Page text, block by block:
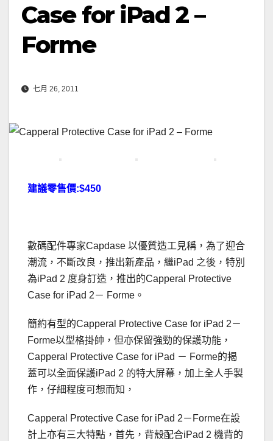
Case for iPad 2 –
Forme
七月 26, 2011
建議零售價:$450
數碼配件專家Capdase 以優質造工見稱，為了迎合
潮流，不斷改良，推出新產品，繼iPad 之後，特別
為iPad 2 度身訂造，推出的Capperal Protective
Case for iPad 2－ Forme。
簡約有型的Capperal Protective Case for iPad 2－
Forme以型格掛帥，但亦保留強勁的保護功能，
Capperal Protective Case for iPad － Forme的揭
蓋可以全面保護iPad 2 的特大屏幕，加上全人手製
作，仔細程度可想而知，
Capperal Protective Case for iPad 2－Forme在設
計上亦有三大特點，首先，背殼配合iPad 2 機背的